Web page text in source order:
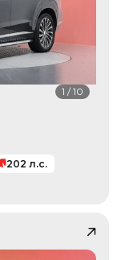
1 /10
202 л.с.